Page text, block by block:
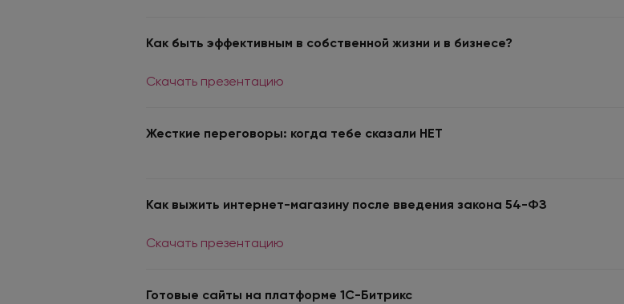
Как быть эффективным в собственной жизни и в бизнесе?
Скачать презентацию
Жесткие переговоры: когда тебе сказали НЕТ
Как выжить интернет-магазину после введения закона 54-ФЗ
Скачать презентацию
Готовые сайты на платформе 1С-Битрикс